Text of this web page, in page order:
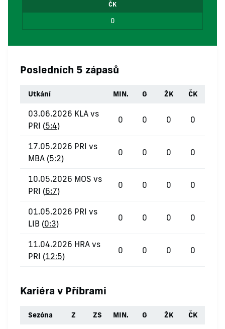
ČK
0
Posledních 5 zápasů
Utkání MIN. G ŽK ČK
03.06.2026 KLA vs
PRI (5:4)
0 0 0 0
17.05.2026 PRI vs
MBA (5:2)
0 0 0 0
10.05.2026 MOS vs
PRI (6:7)
0 0 0 0
01.05.2026 PRI vs
LIB (0:3)
0 0 0 0
11.04.2026 HRA vs
PRI (12:5)
0 0 0 0
Kariéra v Příbrami
Sezóna Z ZS MIN. G ŽK ČK